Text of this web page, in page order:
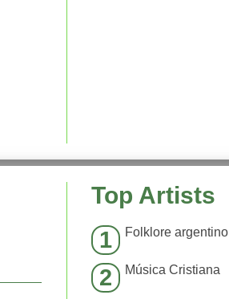
Top Artists
1 Folklore argentino
2 Música Cristiana